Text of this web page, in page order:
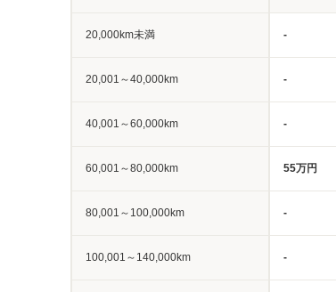
20,000km未満 -
20,001～40,000km -
40,001～60,000km -
60,001～80,000km 55万円
80,001～100,000km -
100,001～140,000km -